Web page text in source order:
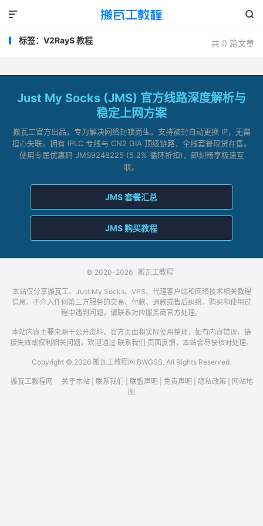


共 0 篇文章
标签：V2RayS 教程
Just My Socks (JMS) 官方线路深度解析与
稳定上网方案
搬瓦工官方出品，专为解决网络封锁而生。支持被封自动更换 IP，无需
担心失联。拥有 IPLC 专线与 CN2 GIA 顶级链路，全线套餐现货在售。
使用专属优惠码 JMS9248225 (5.2% 循环折扣)，即刻畅享极速互
联。
JMS 套餐汇总
JMS 购买教程
© 2020-2026 搬瓦工教程
本站仅分享搬瓦工、Just My Socks、VPS、代理客户端和网络技术相关教程
信息，不介入任何第三方服务的交易、付款、退款或售后纠纷。购买和使用过
程中遇到问题，请联系对应服务商官方处理。
本站内容主要来源于公开资料、官方页面和实际使用整理，如有内容错误、链
接失效或权利相关问题，欢迎通过 联系我们 页面反馈，本站会尽快核对处理。
Copyright © 2026 搬瓦工教程网 BWGSS. All Rights Reserved.
搬瓦工教程网 关于本站| 联系我们 联盟声明 免责声明 隐私政策
网站地
图